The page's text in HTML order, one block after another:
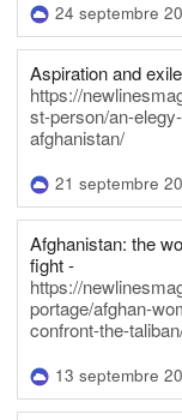
24 septembre
Aspiration and
https://
st-person/an-
afghanistan/
21 septembre
Afghanistan: the
fight -
https://
portage/afghan-
confront-the-
13 septembre